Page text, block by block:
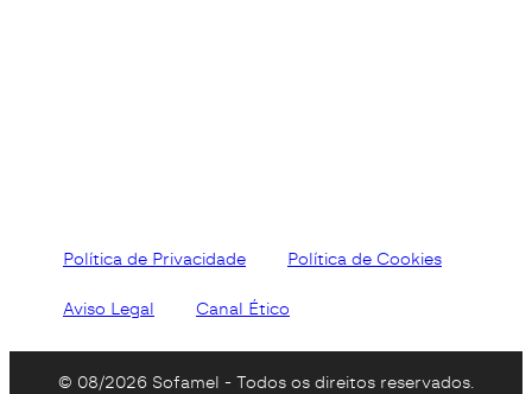
Política de Privacidade Política de Cookies
Aviso Legal Canal Ético
© 08/2026 Sofamel - Todos os direitos reservados.